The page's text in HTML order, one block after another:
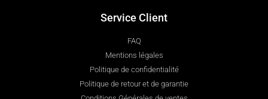
Service Client
FAQ
Mentions légales
Politique de confidentialité
Politique de retour et de garantie